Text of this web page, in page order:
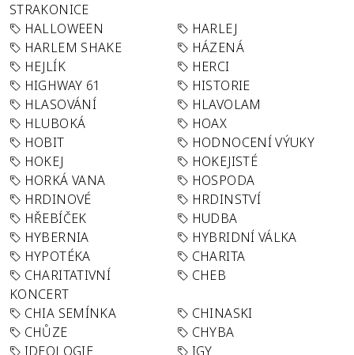
STRAKONICE
HALLOWEEN
HARLEJ
HARLEM SHAKE
HÁZENÁ
HEJLÍK
HERCI
HIGHWAY 61
HISTORIE
HLASOVÁNÍ
HLAVOLAM
HLUBOKÁ
HOAX
HOBIT
HODNOCENÍ VÝUKY
HOKEJ
HOKEJISTÉ
HORKÁ VANA
HOSPODA
HRDINOVÉ
HRDINSTVÍ
HŘEBÍČEK
HUDBA
HYBERNIA
HYBRIDNÍ VÁLKA
HYPOTÉKA
CHARITA
CHARITATIVNÍ
KONCERT
CHEB
CHIA SEMÍNKA
CHINASKI
CHŮZE
CHYBA
IDEOLOGIE
IGY